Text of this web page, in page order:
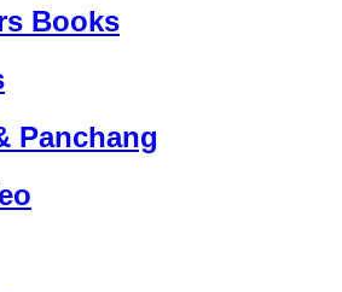
Books
Panchang